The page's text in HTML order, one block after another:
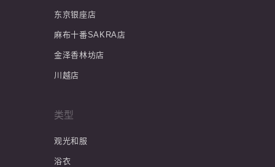
东京银座店
麻布十番SAKRA店
金泽香林坊店
川越店
类型
观光和服
浴衣